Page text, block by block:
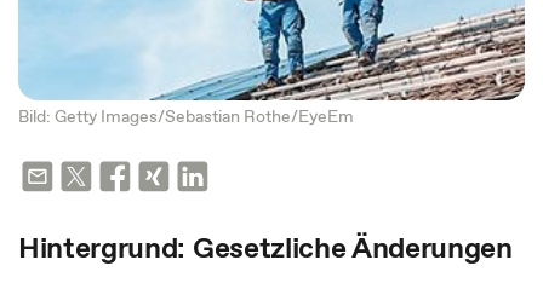
Bild: Getty Images/Sebastian Rothe/EyeEm
Hintergrund: Gesetzliche Änderungen